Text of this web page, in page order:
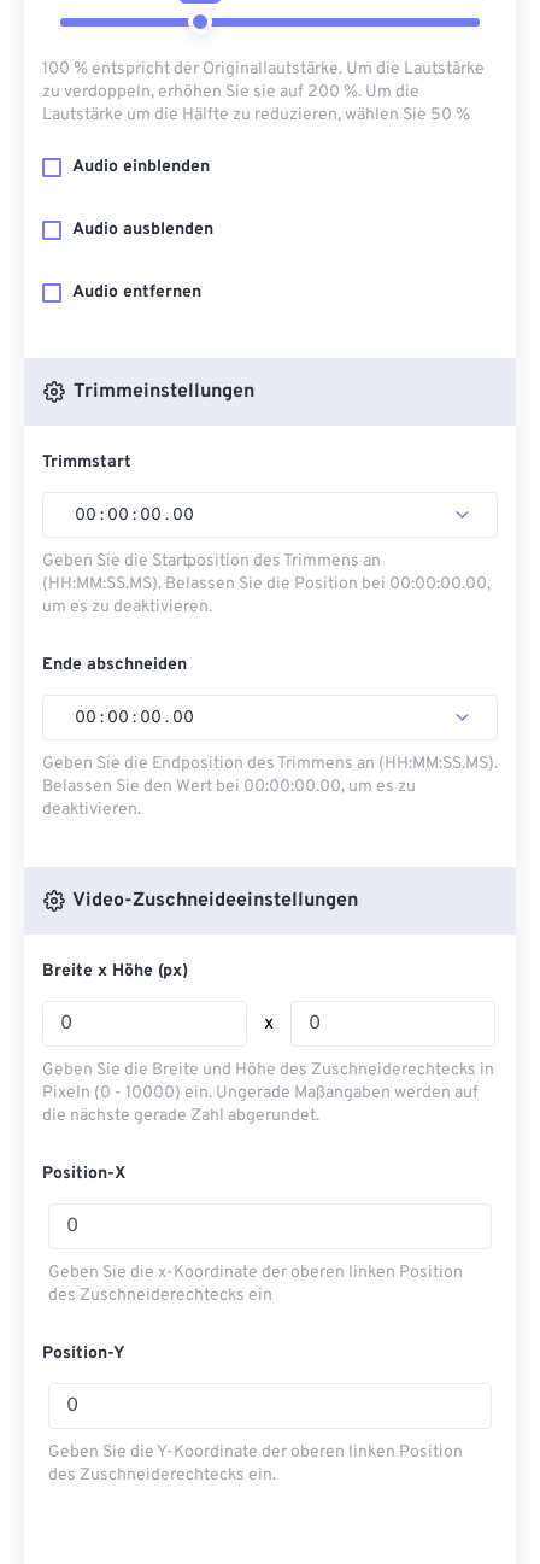
100 % entspricht der Originallautstärke. Um die Lautstärke
zu verdoppeln, erhöhen Sie sie auf 200 %. Um die
Lautstärke um die Hälfte zu reduzieren, wählen Sie 50 %
Audio einblenden
Audio ausblenden
Audio entfernen
Trimmeinstellungen
Trimmstart
00 : 00 : 00 . 00
Geben Sie die Startposition des Trimmens an
(HH:MM:SS.MS). Belassen Sie die Position bei 00:00:00.00,
um es zu deaktivieren.
Ende abschneiden
00 : 00 : 00 . 00
Geben Sie die Endposition des Trimmens an (HH:MM:SS.MS).
Belassen Sie den Wert bei 00:00:00.00, um es zu
deaktivieren.
Video-Zuschneideeinstellungen
Breite x Höhe (px)
x
Geben Sie die Breite und Höhe des Zuschneiderechtecks ​​in
Pixeln (0 - 10000) ein. Ungerade Maßangaben werden auf
die nächste gerade Zahl abgerundet.
Position-X
Geben Sie die x-Koordinate der oberen linken Position
des Zuschneiderechtecks ​​ein
Position-Y
Geben Sie die Y-Koordinate der oberen linken Position
des Zuschneiderechtecks ​​ein.